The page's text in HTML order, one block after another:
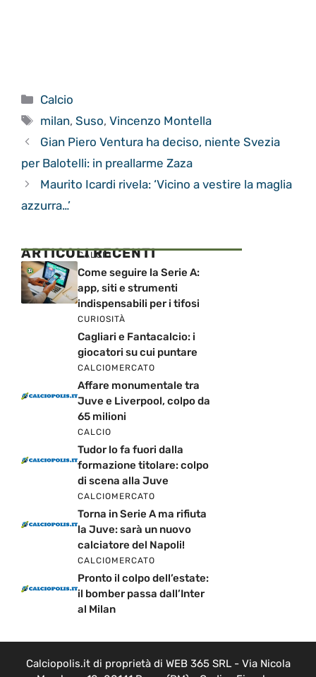
Categorie
Calcio
Tag
milan,Suso,Vincenzo Montella
Gian Piero Ventura ha deciso, niente Svezia
per Balotelli: in preallarme Zaza
Maurito Icardi rivela: ‘Vicino a vestire la maglia
azzurra…’
ARTICOLI RECENTI
CALCIO
Come seguire la Serie A:
app, siti e strumenti
indispensabili per i tifosi
CURIOSITÀ
Cagliari e Fantacalcio: i
giocatori su cui puntare
CALCIOMERCATO
Affare monumentale tra
Juve e Liverpool, colpo da
65 milioni
CALCIO
Tudor lo fa fuori dalla
formazione titolare: colpo
di scena alla Juve
CALCIOMERCATO
Torna in Serie A ma rifiuta
la Juve: sarà un nuovo
calciatore del Napoli!
CALCIOMERCATO
Pronto il colpo dell’estate:
il bomber passa dall’Inter
al Milan
Calciopolis.it di proprietà di WEB 365 SRL - Via Nicola